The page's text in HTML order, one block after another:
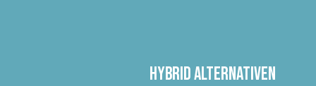
Hybrid Alternativen